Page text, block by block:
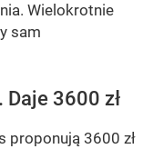
Wielokrotnie
sam
3600 zł
proponują 3600 zł